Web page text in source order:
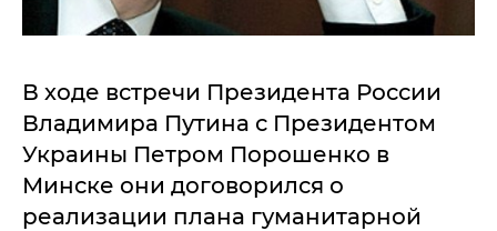
В ходе встречи Президента России
Владимира Путина с Президентом
Украины Петром Порошенко в
Минске они договорился о
реализации плана гуманитарной